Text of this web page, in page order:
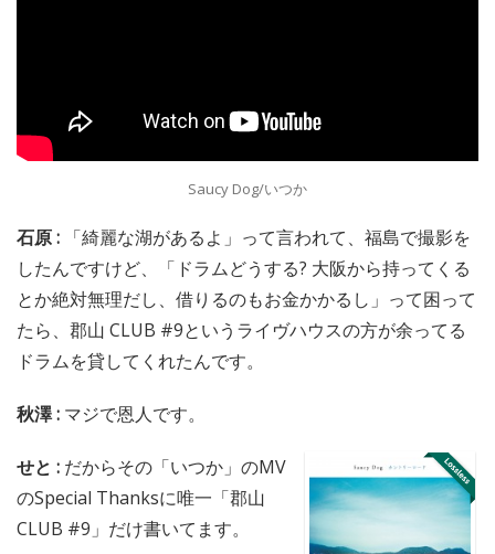
Saucy Dog/いつか
石原 : 「綺麗な湖があるよ」って言われて、福島で撮影を
したんですけど、「ドラムどうする? 大阪から持ってくる
とか絶対無理だし、借りるのもお金かかるし」って困って
たら、郡山 CLUB #9というライヴハウスの方が余ってる
ドラムを貸してくれたんです。
秋澤 : マジで恩人です。
せと : だからその「いつか」のMV
のSpecial Thanksに唯一「郡山
CLUB #9」だけ書いてます。